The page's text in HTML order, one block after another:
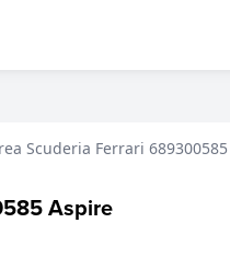
Scuderia Ferrari
Aspire